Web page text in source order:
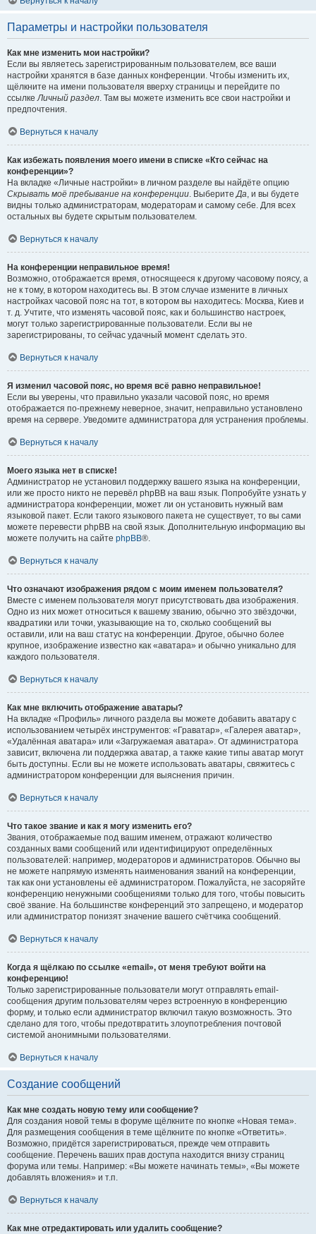
Параметры и настройки пользователя
Как мне изменить мои настройки?
Если вы являетесь зарегистрированным пользователем, все ваши
настройки хранятся в базе данных конференции. Чтобы изменить их,
щёлкните на имени пользователя вверху страницы и перейдите по
ссылкеЛичный раздел. Там вы можете изменить все свои настройки и
предпочтения.
Вернуться к началу
Как избежать появления моего имени в списке «Кто сейчас на
конференции»?
На вкладке «Личные настройки» в личном разделе вы найдёте опцию
Скрывать моё пребывание на конференции. ВыберитеДа, и вы будете
видны только администраторам, модераторам и самому себе. Для всех
остальных вы будете скрытым пользователем.
Вернуться к началу
На конференции неправильное время!
Возможно, отображается время, относящееся к другому часовому поясу, а
не к тому, в котором находитесь вы. В этом случае измените в личных
настройках часовой пояс на тот, в котором вы находитесь: Москва, Киев и
т. д. Учтите, что изменять часовой пояс, как и большинство настроек,
могут только зарегистрированные пользователи. Если вы не
зарегистрированы, то сейчас удачный момент сделать это.
Вернуться к началу
Я изменил часовой пояс, но время всё равно неправильное!
Если вы уверены, что правильно указали часовой пояс, но время
отображается по-прежнему неверное, значит, неправильно установлено
время на сервере. Уведомите администратора для устранения проблемы.
Вернуться к началу
Моего языка нет в списке!
Администратор не установил поддержку вашего языка на конференции,
или же просто никто не перевёл phpBB на ваш язык. Попробуйте узнать у
администратора конференции, может ли он установить нужный вам
языковой пакет. Если такого языкового пакета не существует, то вы сами
можете перевести phpBB на свой язык. Дополнительную информацию вы
можете получить на сайте phpBB®.
Вернуться к началу
Что означают изображения рядом с моим именем пользователя?
Вместе с именем пользователя могут присутствовать два изображения.
Одно из них может относиться к вашему званию, обычно это звёздочки,
квадратики или точки, указывающие на то, сколько сообщений вы
оставили, или на ваш статус на конференции. Другое, обычно более
крупное, изображение известно как «аватара» и обычно уникально для
каждого пользователя.
Вернуться к началу
Как мне включить отображение аватары?
На вкладке «Профиль» личного раздела вы можете добавить аватару с
использованием четырёх инструментов: «Граватар», «Галерея аватар»,
«Удалённая аватара» или «Загружаемая аватара». От администратора
зависит, включена ли поддержка аватар, а также какие типы аватар могут
быть доступны. Если вы не можете использовать аватары, свяжитесь с
администратором конференции для выяснения причин.
Вернуться к началу
Что такое звание и как я могу изменить его?
Звания, отображаемые под вашим именем, отражают количество
созданных вами сообщений или идентифицируют определённых
пользователей: например, модераторов и администраторов. Обычно вы
не можете напрямую изменять наименования званий на конференции,
так как они установлены её администратором. Пожалуйста, не засоряйте
конференцию ненужными сообщениями только для того, чтобы повысить
своё звание. На большинстве конференций это запрещено, и модератор
или администратор понизят значение вашего счётчика сообщений.
Вернуться к началу
Когда я щёлкаю по ссылке «email», от меня требуют войти на
конференцию!
Только зарегистрированные пользователи могут отправлять email-
сообщения другим пользователям через встроенную в конференцию
форму, и только если администратор включил такую возможность. Это
сделано для того, чтобы предотвратить злоупотребления почтовой
системой анонимными пользователями.
Вернуться к началу
Создание сообщений
Как мне создать новую тему или сообщение?
Для создания новой темы в форуме щёлкните по кнопке «Новая тема».
Для размещения сообщения в теме щёлкните по кнопке «Ответить».
Возможно, придётся зарегистрироваться, прежде чем отправить
сообщение. Перечень ваших прав доступа находится внизу страниц
форума или темы. Например: «Вы можете начинать темы», «Вы можете
добавлять вложения» и т.п.
Вернуться к началу
Как мне отредактировать или удалить сообщение?